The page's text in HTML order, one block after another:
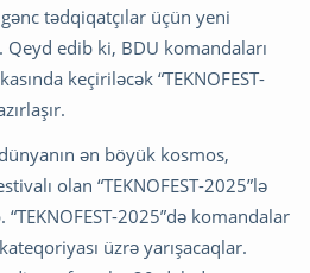
gənc tədqiqatçılar üçün yeni
Qeyd edib ki, BDU komandaları
keçiriləcək “TEKNOFEST-
ən böyük kosmos,
olan “TEKNOFEST-2025”lə
2025”də komandalar
üzrə yarışacaqlar.